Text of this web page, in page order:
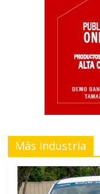
Más Industria